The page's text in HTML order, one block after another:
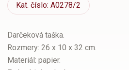
Kat. číslo: A0278/2
Darčeková taška.
Rozmery: 26 x 10 x 32 cm.
Materiál: papier.